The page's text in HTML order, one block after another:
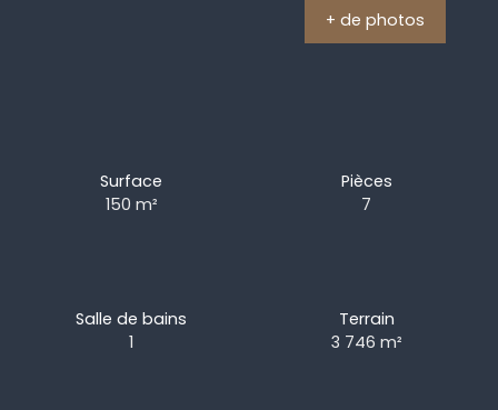
+ de photos
Surface
150 m²
Pièces
7
Salle de bains
1
Terrain
3 746 m²